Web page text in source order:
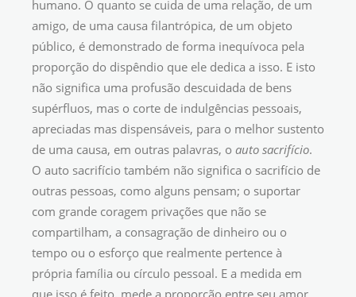
humano. O quanto se cuida de uma relação, de um
amigo, de uma causa filantrópica, de um objeto
público, é demonstrado de forma inequívoca pela
proporção do dispêndio que ele dedica a isso. E isto
não significa uma profusão descuidada de bens
supérfluos, mas o corte de indulgências pessoais,
apreciadas mas dispensáveis, para o melhor sustento
de uma causa, em outras palavras, o auto sacrifício.
O auto sacrifício também não significa o sacrifício de
outras pessoas, como alguns pensam; o suportar
com grande coragem privações que não se
compartilham, a consagração de dinheiro ou o
tempo ou o esforço que realmente pertence à
própria família ou círculo pessoal. E a medida em
que isso é feito, mede a proporção entre seu amor